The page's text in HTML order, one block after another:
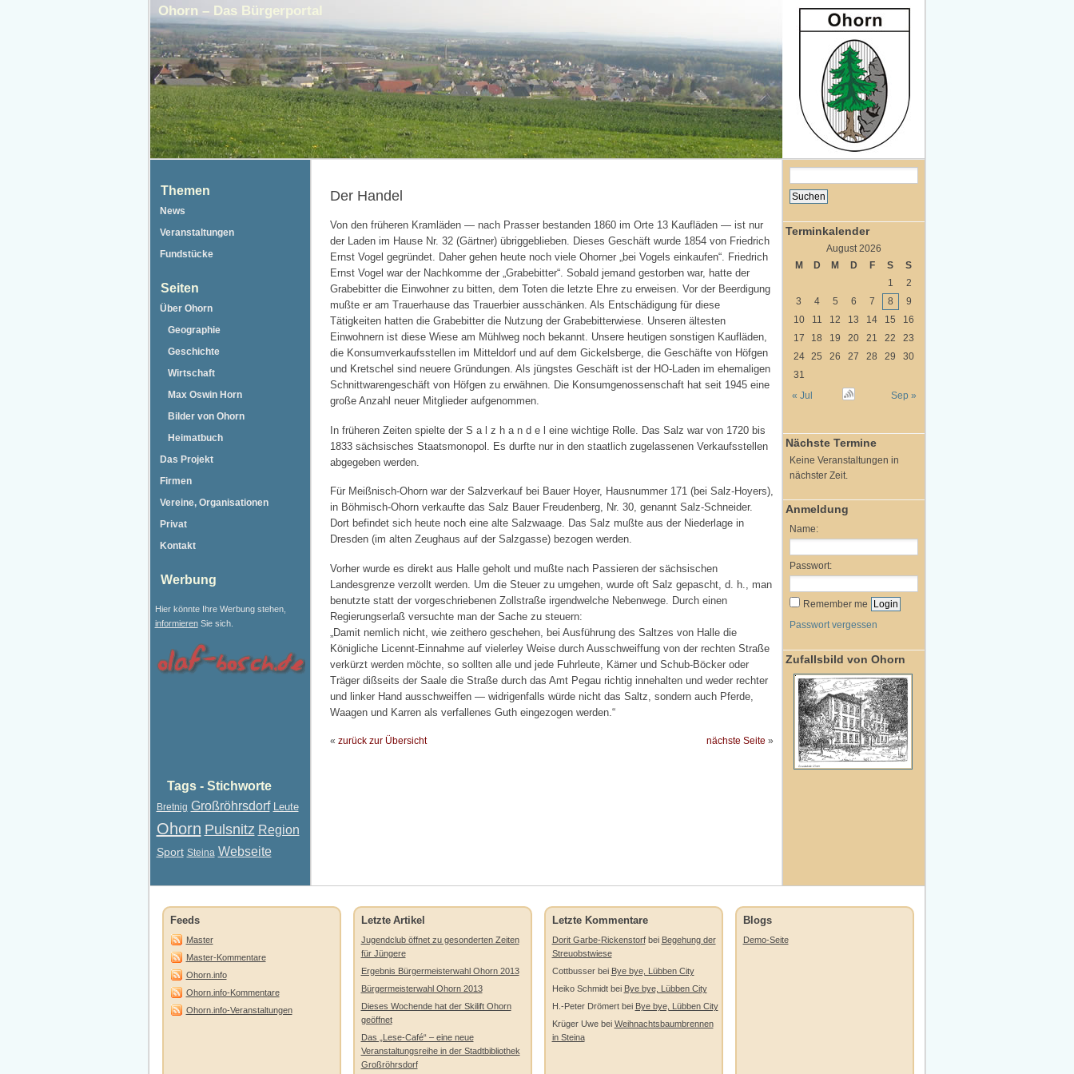
Ohorn – Das Bürgerportal
Der Handel
Von den früheren Kramläden — nach Prasser bestanden 1860 im Orte 13 Kaufläden — ist nur
der Laden im Hause Nr. 32 (Gärtner) übriggeblieben. Dieses Geschäft wurde 1854 von Friedrich
Ernst Vogel gegründet. Daher gehen heute noch viele Ohorner „bei Vogels einkaufen“. Friedrich
Ernst Vogel war der Nachkomme der „Grabebitter“. Sobald jemand gestorben war, hatte der
Grabebitter die Einwohner zu bitten, dem Toten die letzte Ehre zu erweisen. Vor der Beerdigung
mußte er am Trauerhause das Trauerbier ausschänken. Als Entschädigung für diese
Tätigkeiten hatten die Grabebitter die Nutzung der Grabebitterwiese. Unseren ältesten
Einwohnern ist diese Wiese am Mühlweg noch bekannt. Unsere heutigen sonstigen Kaufläden,
die Konsumverkaufsstellen im Mitteldorf und auf dem Gickelsberge, die Geschäfte von Höfgen
und Kretschel sind neuere Gründungen. Als jüngstes Geschäft ist der HO-Laden im ehemaligen
Schnittwarengeschäft von Höfgen zu erwähnen. Die Konsumgenossenschaft hat seit 1945 eine
große Anzahl neuer Mitglieder aufgenommen.
In früheren Zeiten spielte der S a l z h a n d e l eine wichtige Rolle. Das Salz war von 1720 bis
1833 sächsisches Staatsmonopol. Es durfte nur in den staatlich zugelassenen Verkaufsstellen
abgegeben werden.
Für Meißnisch-Ohorn war der Salzverkauf bei Bauer Hoyer, Hausnummer 171 (bei Salz-Hoyers),
in Böhmisch-Ohorn verkaufte das Salz Bauer Freudenberg, Nr. 30, genannt Salz-Schneider.
Dort befindet sich heute noch eine alte Salzwaage. Das Salz mußte aus der Niederlage in
Dresden (im alten Zeughaus auf der Salzgasse) bezogen werden.
Vorher wurde es direkt aus Halle geholt und mußte nach Passieren der sächsischen
Landesgrenze verzollt werden. Um die Steuer zu umgehen, wurde oft Salz gepascht, d. h., man
benutzte statt der vorgeschriebenen Zollstraße irgendwelche Nebenwege. Durch einen
Regierungserlaß versuchte man der Sache zu steuern:
„Damit nemlich nicht, wie zeithero geschehen, bei Ausführung des Saltzes von Halle die
Königliche Licennt-Einnahme auf vielerley Weise durch Ausschweiffung von der rechten Straße
verkürzt werden möchte, so sollten alle und jede Fuhrleute, Kärner und Schub-Böcker oder
Träger dißseits der Saale die Straße durch das Amt Pegau richtig innehalten und weder rechter
und linker Hand ausschweiffen — widrigenfalls würde nicht das Saltz, sondern auch Pferde,
Waagen und Karren als verfallenes Guth eingezogen werden.“
« zurück zur Übersicht nächste Seite »
Themen
News
Veranstaltungen
Fundstücke
Seiten
Über Ohorn
Geographie
Geschichte
Wirtschaft
Max Oswin Horn
Bilder von Ohorn
Heimatbuch
Das Projekt
Firmen
Vereine, Organisationen
Privat
Kontakt
Werbung
Hier könnte Ihre Werbung stehen,
informierenSie sich.
Tags - Stichworte
Bretnig Großröhrsdorf Leute
Ohorn Pulsnitz Region
Sport Steina Webseite
Terminkalender
August 2026
M
D M D F S
S
1
2
3
4 5 6 7 8
9
10
11 12 13 14 15
16
17
18 19 20 21 22
23
24
25 26 27 28 29
30
31
« Jul
Sep »
Nächste Termine
Keine Veranstaltungen in
nächster Zeit.
Anmeldung
Name:
Passwort:
Remember me
Passwort vergessen
Zufallsbild von Ohorn
Feeds
Master
Master-Kommentare
Ohorn.info
Ohorn.info-Kommentare
Ohorn.info-Veranstaltungen
Letzte Artikel
Jugendclub öffnet zu gesonderten Zeiten
für Jüngere
Ergebnis Bürgermeisterwahl Ohorn 2013
Bürgermeisterwahl Ohorn 2013
Dieses Wochende hat der Skilift Ohorn
geöffnet
Das „Lese-Café“ – eine neue
Veranstaltungsreihe in der Stadtbibliothek
Großröhrsdorf
Letzte Kommentare
Dorit Garbe-Rickenstorfbei Begehung der
Streuobstwiese
Cottbusserbei Bye bye, Lübben City
Heiko Schmidtbei Bye bye, Lübben City
H.-Peter Drömertbei Bye bye, Lübben City
Krüger Uwebei Weihnachtsbaumbrennen
in Steina
Blogs
Demo-Seite